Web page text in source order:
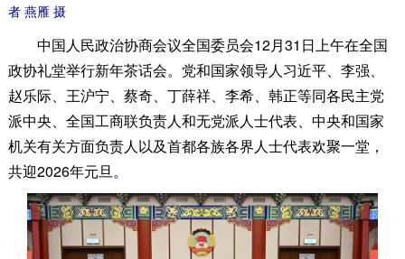
者 燕雁 摄
中国人民政治协商会议全国委员会12月31日上午在全国
政协礼堂举行新年茶话会。党和国家领导人习近平、李强、
赵乐际、王沪宁、蔡奇、丁薛祥、李希、韩正等同各民主党
派中央、全国工商联负责人和无党派人士代表、中央和国家
机关有关方面负责人以及首都各族各界人士代表欢聚一堂，
共迎2026年元旦。